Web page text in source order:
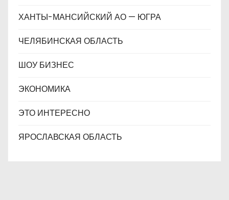
ХАНТЫ-МАНСИЙСКИЙ АО — ЮГРА
ЧЕЛЯБИНСКАЯ ОБЛАСТЬ
ШОУ БИЗНЕС
ЭКОНОМИКА
ЭТО ИНТЕРЕСНО
ЯРОСЛАВСКАЯ ОБЛАСТЬ